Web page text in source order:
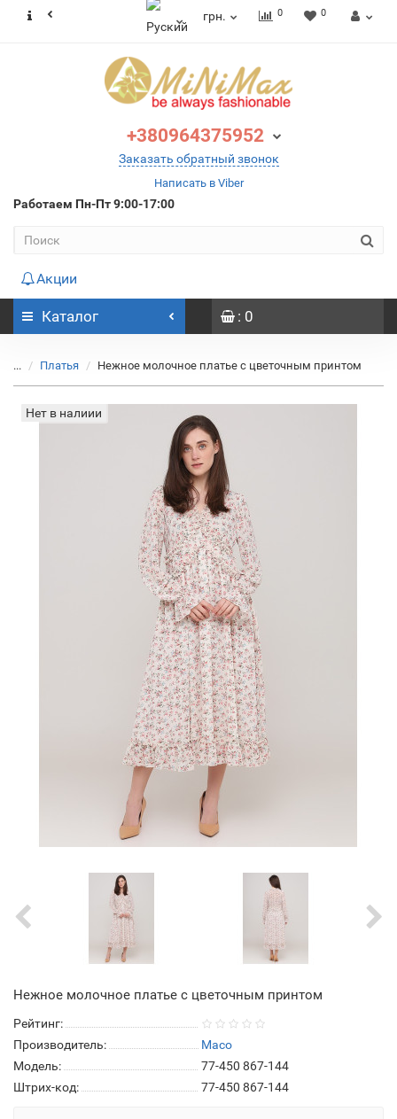
грн. 0 0
+380964375952
Заказать обратный звонок
Написать в Viber
Работаем Пн-Пт 9:00-17:00
Акции
Каталог : 0
... Платья Нежное молочное платье с цветочным принтом
Нет в налиии
Нежное молочное платье с цветочным принтом
Рейтинг:
Производитель:
Maco
Модель:
77-450 867-144
Штрих-код:
77-450 867-144